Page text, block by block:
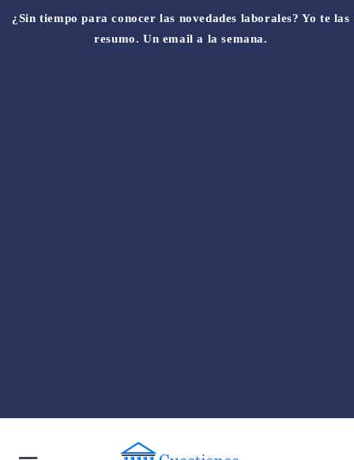
¿Sin tiempo para conocer las novedades laborales? Yo te las
resumo. Un email a la semana.